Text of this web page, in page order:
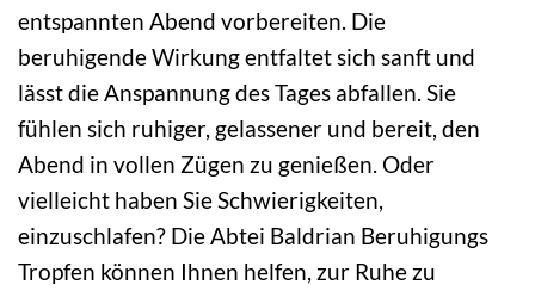
entspannten Abend vorbereiten. Die
beruhigende Wirkung entfaltet sich sanft und
lässt die Anspannung des Tages abfallen. Sie
fühlen sich ruhiger, gelassener und bereit, den
Abend in vollen Zügen zu genießen. Oder
vielleicht haben Sie Schwierigkeiten,
einzuschlafen? Die Abtei Baldrian Beruhigungs
Tropfen können Ihnen helfen, zur Ruhe zu